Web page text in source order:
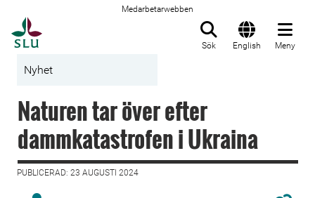
Medarbetarwebben
Sök English Meny
Nyhet
Naturen tar över efter
dammkatastrofen i Ukraina
PUBLICERAD: 23 AUGUSTI 2024